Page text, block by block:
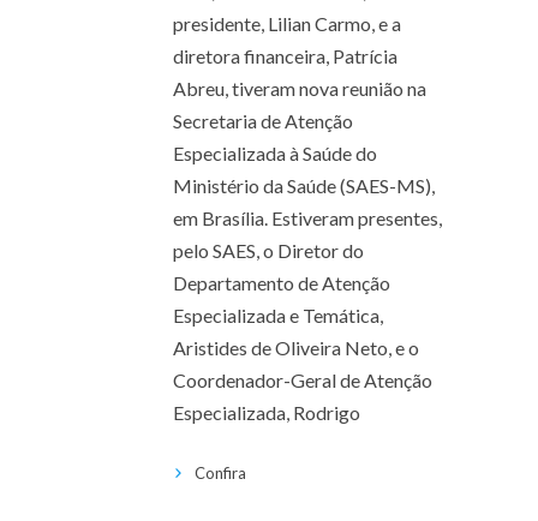
presidente, Lilian Carmo, e a
diretora financeira, Patrícia
Abreu, tiveram nova reunião na
Secretaria de Atenção
Especializada à Saúde do
Ministério da Saúde (SAES-MS),
em Brasília. Estiveram presentes,
pelo SAES, o Diretor do
Departamento de Atenção
Especializada e Temática,
Aristides de Oliveira Neto, e o
Coordenador-Geral de Atenção
Especializada, Rodrigo
Confira